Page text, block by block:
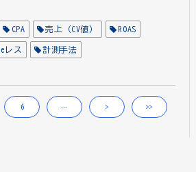
CPA 売上（CV値） ROAS
レス 計測手法
6 … > >>